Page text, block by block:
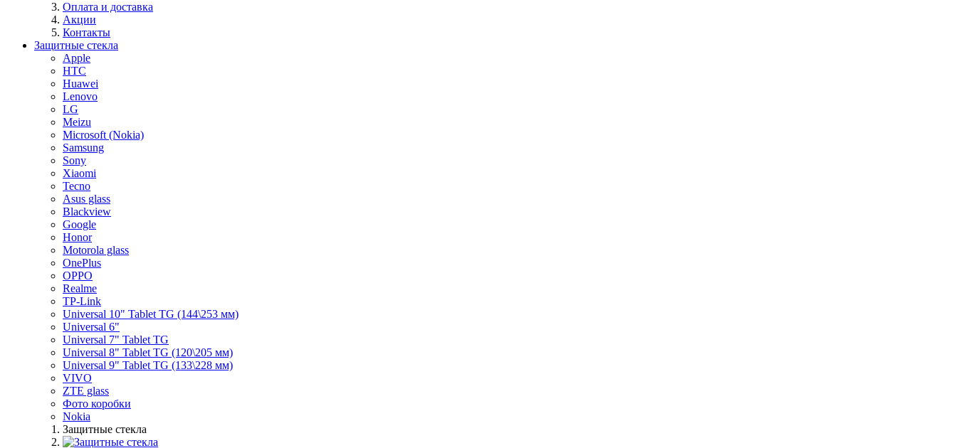
Оплата и доставка
Акции
Контакты
Защитные стекла
Apple
HTC
Huawei
Lenovo
LG
Meizu
Microsoft (Nokia)
Samsung
Sony
Xiaomi
Tecno
Asus glass
Blackview
Google
Honor
Motorola glass
OnePlus
OPPO
Realme
TP-Link
Universal 10" Tablet TG (144\253 мм)
Universal 6"
Universal 7" Tablet TG
Universal 8" Tablet TG (120\205 мм)
Universal 9" Tablet TG (133\228 мм)
VIVO
ZTE glass
Фото коробки
Nokia
Защитные стекла